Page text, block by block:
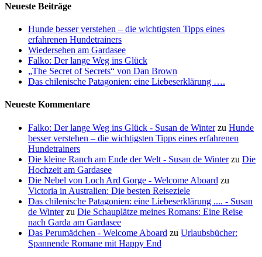
Neueste Beiträge
Hunde besser verstehen – die wichtigsten Tipps eines
erfahrenen Hundetrainers
Wiedersehen am Gardasee
Falko: Der lange Weg ins Glück
„The Secret of Secrets“ von Dan Brown
Das chilenische Patagonien: eine Liebeserklärung ….
Neueste Kommentare
Falko: Der lange Weg ins Glück - Susan de Winterzu Hunde
besser verstehen – die wichtigsten Tipps eines erfahrenen
Hundetrainers
Die kleine Ranch am Ende der Welt - Susan de Winterzu Die
Hochzeit am Gardasee
Die Nebel von Loch Ard Gorge - Welcome Aboard zu
Victoria in Australien: Die besten Reiseziele
Das chilenische Patagonien: eine Liebeserklärung .... - Susan
de Winterzu Die Schauplätze meines Romans: Eine Reise
nach Garda am Gardasee
Das Perumädchen - Welcome Aboard zu Urlaubsbücher:
Spannende Romane mit Happy End